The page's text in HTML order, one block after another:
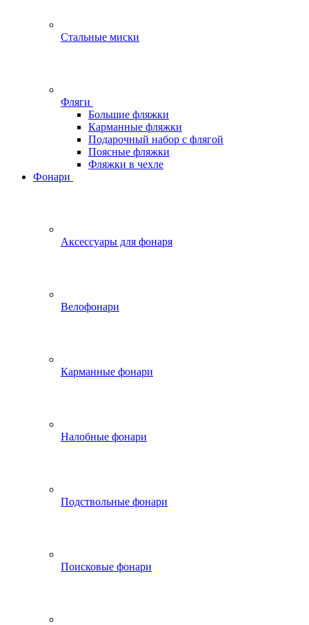
Стальные миски
Фляги
Большие фляжки
Карманные фляжки
Подарочный набор с флягой
Поясные фляжки
Фляжки в чехле
Фонари
Аксессуары для фонаря
Велофонари
Карманные фонари
Налобные фонари
Подствольные фонари
Поисковые фонари